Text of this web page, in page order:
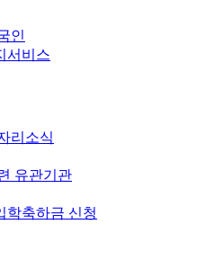
인
서비스
리소식
유관기관
학축하금 신청